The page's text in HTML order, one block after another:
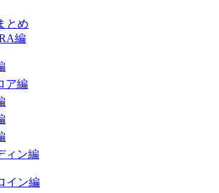
とめ
編
ア編
ィン編
イン編